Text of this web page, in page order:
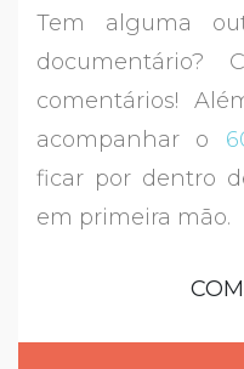
Tem alguma
documentário?
comentários!
acompanhar o
ficar por dentro
em primeira mão.